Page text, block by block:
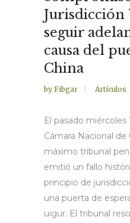
Jurisdicción
seguir
causa del
China
by Fibgar Artículos
El pasado miércoles
Cámara Nacional de
máximo tribunal
emitió un fallo
principio de
una puerta de
uigur. El tribunal